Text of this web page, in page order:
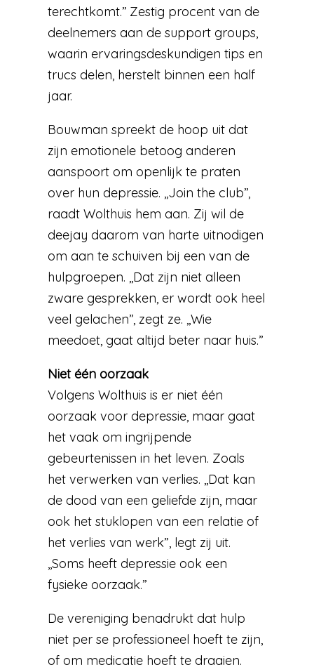
terechtkomt.’’ Zestig procent van de
deelnemers aan de support groups,
waarin ervaringsdeskundigen tips en
trucs delen, herstelt binnen een half
jaar.
Bouwman spreekt de hoop uit dat
zijn emotionele betoog anderen
aanspoort om openlijk te praten
over hun depressie. ,,Join the club’’,
raadt Wolthuis hem aan. Zij wil de
deejay daarom van harte uitnodigen
om aan te schuiven bij een van de
hulpgroepen. ,,Dat zijn niet alleen
zware gesprekken, er wordt ook heel
veel gelachen’’, zegt ze. ,,Wie
meedoet, gaat altijd beter naar huis.”
Niet één oorzaak
Volgens Wolthuis is er niet één
oorzaak voor depressie, maar gaat
het vaak om ingrijpende
gebeurtenissen in het leven. Zoals
het verwerken van verlies. ,,Dat kan
de dood van een geliefde zijn, maar
ook het stuklopen van een relatie of
het verlies van werk”, legt zij uit.
,,Soms heeft depressie ook een
fysieke oorzaak.”
De vereniging benadrukt dat hulp
niet per se professioneel hoeft te zijn,
of om medicatie hoeft te draaien.